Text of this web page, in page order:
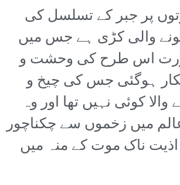
پر جبر کے تسلسل کی
والی کڑی ہے جس میں
اس طرح کی وحشت و
ہوگئی جس کی چیخ و
کوئی نہیں تھا اور وہ
میں زخموں سے چکناچور
ناک موت کے منہ میں